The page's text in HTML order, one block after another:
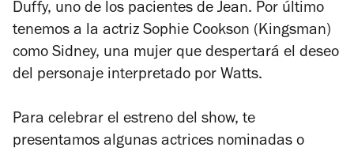
Duffy, uno de los pacientes de Jean. Por último
tenemos a la actriz Sophie Cookson (Kingsman)
como Sidney, una mujer que despertará el deseo
del personaje interpretado por Watts.
Para celebrar el estreno del show, te
presentamos algunas actrices nominadas o